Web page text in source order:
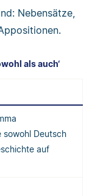
Nebensätze,
als auch‘
sowohl Deutsch
auf